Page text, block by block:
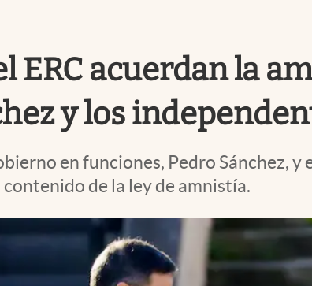
ERC acuerdan la
y los
en funciones, Pedro Sánchez,
de la ley de amnistía.